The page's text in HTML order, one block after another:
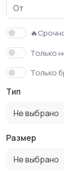
Футболки и
Только
Только
Тип
Не выбрано
Размер
Не выбрано